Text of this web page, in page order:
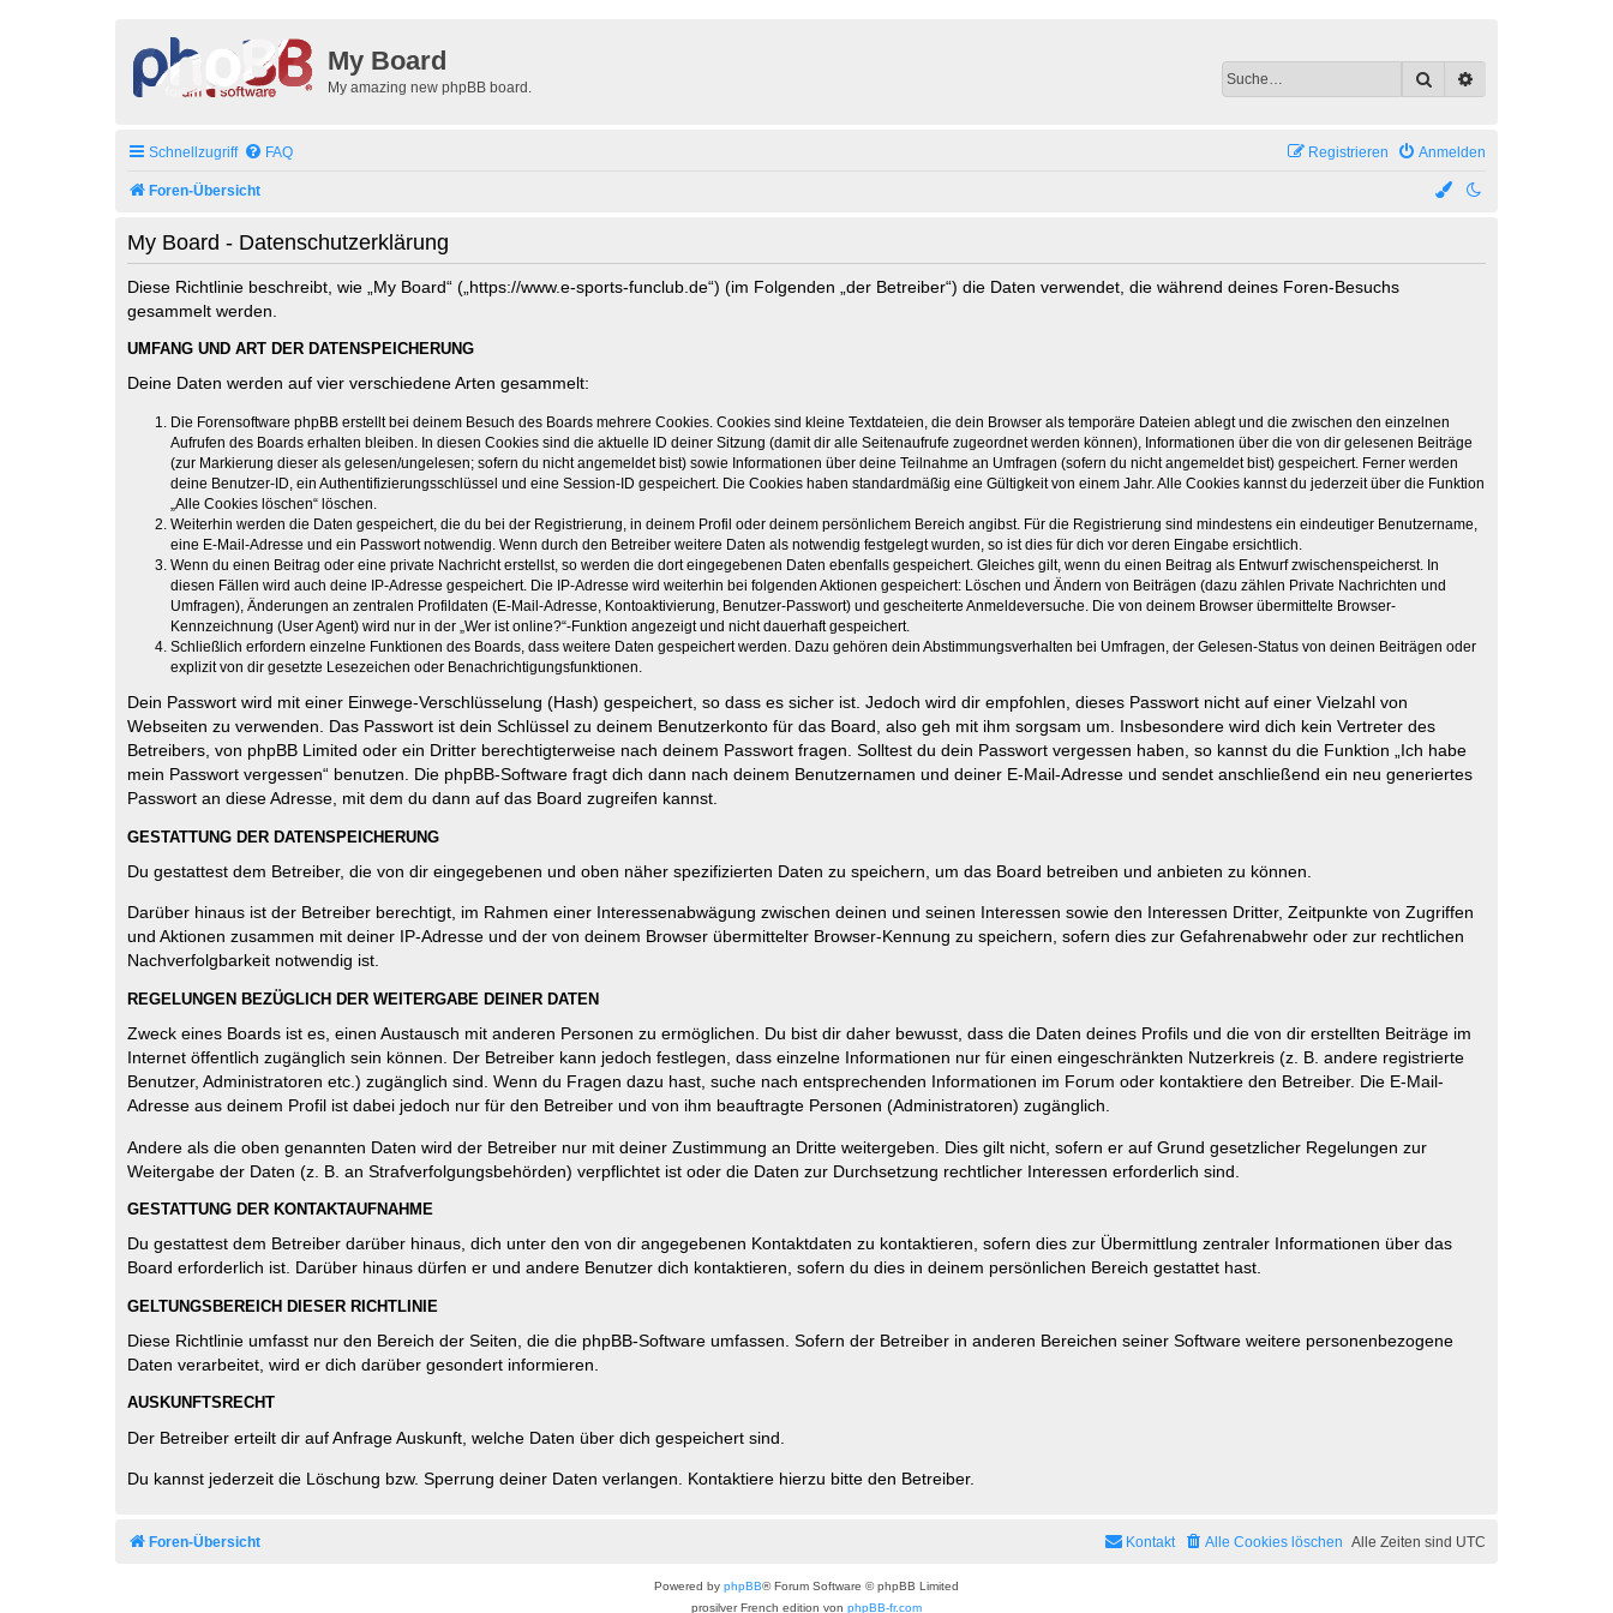
My Board
My amazing new phpBB board. Suche
Schnellzugriff FAQ Anmelden
Registrieren
Foren-Übersicht
My Board - Datenschutzerklärung
Diese Richtlinie beschreibt, wie „My Board“ („https://www.e-sports-funclub.de“) (im Folgenden „der Betreiber“) die Daten verwendet, die während deines Foren-Besuchs
gesammelt werden.
UMFANG UND ART DER DATENSPEICHERUNG
Deine Daten werden auf vier verschiedene Arten gesammelt:
Die Forensoftware phpBB erstellt bei deinem Besuch des Boards mehrere Cookies. Cookies sind kleine Textdateien, die dein Browser als temporäre Dateien ablegt und die zwischen den einzelnen
Aufrufen des Boards erhalten bleiben. In diesen Cookies sind die aktuelle ID deiner Sitzung (damit dir alle Seitenaufrufe zugeordnet werden können), Informationen über die von dir gelesenen Beiträge
(zur Markierung dieser als gelesen/ungelesen; sofern du nicht angemeldet bist) sowie Informationen über deine Teilnahme an Umfragen (sofern du nicht angemeldet bist) gespeichert. Ferner werden
deine Benutzer-ID, ein Authentifizierungsschlüssel und eine Session-ID gespeichert. Die Cookies haben standardmäßig eine Gültigkeit von einem Jahr. Alle Cookies kannst du jederzeit über die Funktion
„Alle Cookies löschen“ löschen.
Weiterhin werden die Daten gespeichert, die du bei der Registrierung, in deinem Profil oder deinem persönlichem Bereich angibst. Für die Registrierung sind mindestens ein eindeutiger Benutzername,
eine E-Mail-Adresse und ein Passwort notwendig. Wenn durch den Betreiber weitere Daten als notwendig festgelegt wurden, so ist dies für dich vor deren Eingabe ersichtlich.
Wenn du einen Beitrag oder eine private Nachricht erstellst, so werden die dort eingegebenen Daten ebenfalls gespeichert. Gleiches gilt, wenn du einen Beitrag als Entwurf zwischenspeicherst. In
diesen Fällen wird auch deine IP-Adresse gespeichert. Die IP-Adresse wird weiterhin bei folgenden Aktionen gespeichert: Löschen und Ändern von Beiträgen (dazu zählen Private Nachrichten und
Umfragen), Änderungen an zentralen Profildaten (E-Mail-Adresse, Kontoaktivierung, Benutzer-Passwort) und gescheiterte Anmeldeversuche. Die von deinem Browser übermittelte Browser-
Kennzeichnung (User Agent) wird nur in der „Wer ist online?“-Funktion angezeigt und nicht dauerhaft gespeichert.
Schließlich erfordern einzelne Funktionen des Boards, dass weitere Daten gespeichert werden. Dazu gehören dein Abstimmungsverhalten bei Umfragen, der Gelesen-Status von deinen Beiträgen oder
explizit von dir gesetzte Lesezeichen oder Benachrichtigungsfunktionen.
Dein Passwort wird mit einer Einwege-Verschlüsselung (Hash) gespeichert, so dass es sicher ist. Jedoch wird dir empfohlen, dieses Passwort nicht auf einer Vielzahl von
Webseiten zu verwenden. Das Passwort ist dein Schlüssel zu deinem Benutzerkonto für das Board, also geh mit ihm sorgsam um. Insbesondere wird dich kein Vertreter des
Betreibers, von phpBB Limited oder ein Dritter berechtigterweise nach deinem Passwort fragen. Solltest du dein Passwort vergessen haben, so kannst du die Funktion „Ich habe
mein Passwort vergessen“ benutzen. Die phpBB-Software fragt dich dann nach deinem Benutzernamen und deiner E-Mail-Adresse und sendet anschließend ein neu generiertes
Passwort an diese Adresse, mit dem du dann auf das Board zugreifen kannst.
GESTATTUNG DER DATENSPEICHERUNG
Du gestattest dem Betreiber, die von dir eingegebenen und oben näher spezifizierten Daten zu speichern, um das Board betreiben und anbieten zu können.
Darüber hinaus ist der Betreiber berechtigt, im Rahmen einer Interessenabwägung zwischen deinen und seinen Interessen sowie den Interessen Dritter, Zeitpunkte von Zugriffen
und Aktionen zusammen mit deiner IP-Adresse und der von deinem Browser übermittelter Browser-Kennung zu speichern, sofern dies zur Gefahrenabwehr oder zur rechtlichen
Nachverfolgbarkeit notwendig ist.
REGELUNGEN BEZÜGLICH DER WEITERGABE DEINER DATEN
Zweck eines Boards ist es, einen Austausch mit anderen Personen zu ermöglichen. Du bist dir daher bewusst, dass die Daten deines Profils und die von dir erstellten Beiträge im
Internet öffentlich zugänglich sein können. Der Betreiber kann jedoch festlegen, dass einzelne Informationen nur für einen eingeschränkten Nutzerkreis (z. B. andere registrierte
Benutzer, Administratoren etc.) zugänglich sind. Wenn du Fragen dazu hast, suche nach entsprechenden Informationen im Forum oder kontaktiere den Betreiber. Die E-Mail-
Adresse aus deinem Profil ist dabei jedoch nur für den Betreiber und von ihm beauftragte Personen (Administratoren) zugänglich.
Andere als die oben genannten Daten wird der Betreiber nur mit deiner Zustimmung an Dritte weitergeben. Dies gilt nicht, sofern er auf Grund gesetzlicher Regelungen zur
Weitergabe der Daten (z. B. an Strafverfolgungsbehörden) verpflichtet ist oder die Daten zur Durchsetzung rechtlicher Interessen erforderlich sind.
GESTATTUNG DER KONTAKTAUFNAHME
Du gestattest dem Betreiber darüber hinaus, dich unter den von dir angegebenen Kontaktdaten zu kontaktieren, sofern dies zur Übermittlung zentraler Informationen über das
Board erforderlich ist. Darüber hinaus dürfen er und andere Benutzer dich kontaktieren, sofern du dies in deinem persönlichen Bereich gestattet hast.
GELTUNGSBEREICH DIESER RICHTLINIE
Diese Richtlinie umfasst nur den Bereich der Seiten, die die phpBB-Software umfassen. Sofern der Betreiber in anderen Bereichen seiner Software weitere personenbezogene
Daten verarbeitet, wird er dich darüber gesondert informieren.
AUSKUNFTSRECHT
Der Betreiber erteilt dir auf Anfrage Auskunft, welche Daten über dich gespeichert sind.
Du kannst jederzeit die Löschung bzw. Sperrung deiner Daten verlangen. Kontaktiere hierzu bitte den Betreiber.
Foren-Übersicht Alle Zeiten sind UTC
Alle Cookies löschen
Kontakt
Powered by phpBB® Forum Software © phpBB Limited
prosilver French edition von phpBB-fr.com